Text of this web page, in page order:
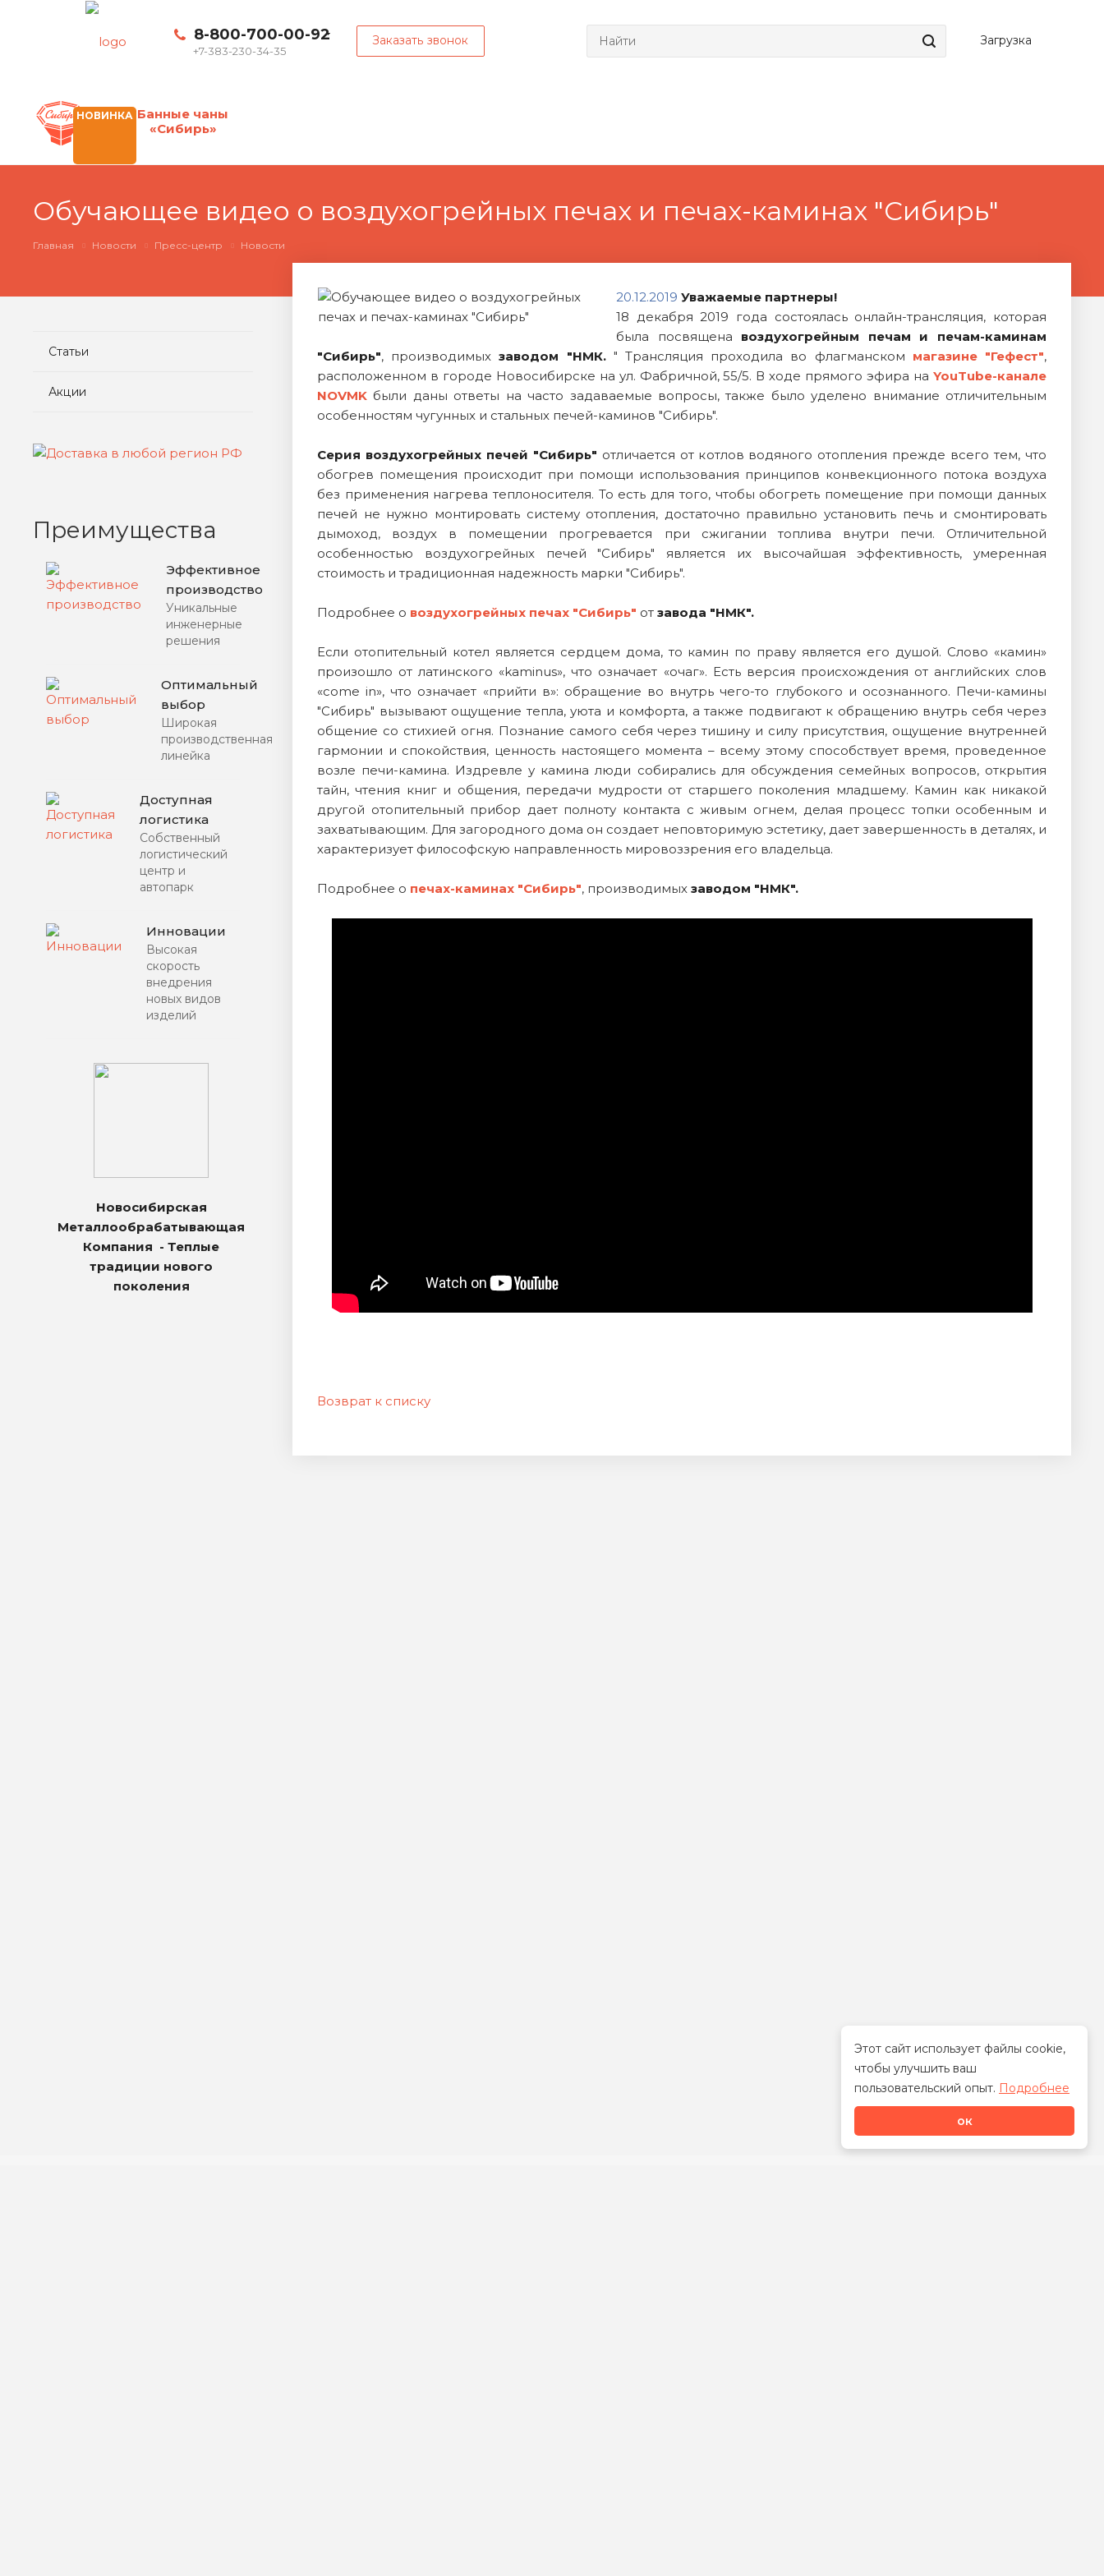
Этот сайт использует файлы cookie,
чтобы улучшить ваш
пользовательский опыт. Подробнее
ок
8-800-700-00-92
+7-383-230-34-35
Заказать звонок Загрузка
НОВИНКА Банные чаны
«Сибирь»
Обучающее видео о воздухогрейных печах и печах-каминах "Сибирь"
Главная Новости Пресс-центр Новости
20.12.2019 Уважаемые партнеры!
18 декабря 2019 года состоялась онлайн-трансляция, которая
была посвящена воздухогрейным печам и печам-каминам
"Сибирь", производимыхзаводом "НМК." Трансляция проходила во флагманском магазине "Гефест",
расположенном в городе Новосибирске на ул. Фабричной, 55/5. В ходе прямого эфира на YouTube-канале
NOVMK были даны ответы на часто задаваемые вопросы, также было уделено внимание отличительным
особенностям чугунных и стальных печей-каминов "Сибирь".
Серия воздухогрейных печей "Сибирь" отличается от котлов водяного отопления прежде всего тем, что
обогрев помещения происходит при помощи использования принципов конвекционного потока воздуха
без применения нагрева теплоносителя. То есть для того, чтобы обогреть помещение при помощи данных
печей не нужно монтировать систему отопления, достаточно правильно установить печь и смонтировать
дымоход, воздух в помещении прогревается при сжигании топлива внутри печи. Отличительной
особенностью воздухогрейных печей "Сибирь" является их высочайшая эффективность, умеренная
стоимость и традиционная надежность марки "Сибирь".
Подробнее о воздухогрейных печах "Сибирь" от завода "НМК".
Если отопительный котел является сердцем дома, то камин по праву является его душой. Слово «камин»
произошло от латинского «kaminus», что означает «очаг». Есть версия происхождения от английских слов
«come in», что означает «прийти в»: обращение во внутрь чего-то глубокого и осознанного. Печи-камины
"Сибирь" вызывают ощущение тепла, уюта и комфорта, а также подвигают к обращению внутрь себя через
общение со стихией огня. Познание самого себя через тишину и силу присутствия, ощущение внутренней
гармонии и спокойствия, ценность настоящего момента – всему этому способствует время, проведенное
возле печи-камина. Издревле у камина люди собирались для обсуждения семейных вопросов, открытия
тайн, чтения книг и общения, передачи мудрости от старшего поколения младшему. Камин как никакой
другой отопительный прибор дает полноту контакта с живым огнем, делая процесс топки особенным и
захватывающим. Для загородного дома он создает неповторимую эстетику, дает завершенность в деталях, и
характеризует философскую направленность мировоззрения его владельца.
Подробнее о печах-каминах "Сибирь", производимых заводом "НМК".
Возврат к списку
Статьи
Акции
Преимущества
Эффективное
производство
Уникальные
инженерные
решения
Оптимальный
выбор
Широкая
производственная
линейка
Доступная
логистика
Собственный
логистический
центр и
автопарк
Инновации
Высокая
скорость
внедрения
новых видов
изделий
Новосибирская
Металлообрабатывающая
Компания - Теплые
традиции нового
поколения
Стать дилером